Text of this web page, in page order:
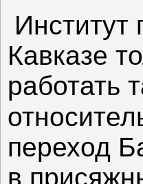
Кавказе
работать
переход
в